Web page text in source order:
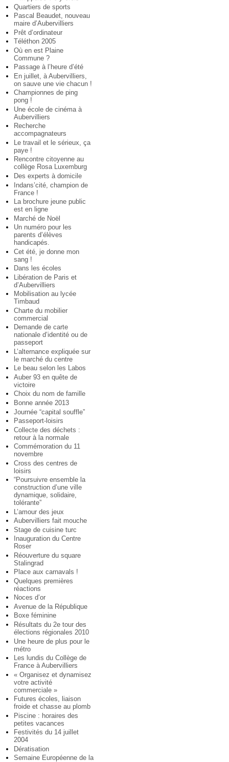
Quartiers de sports
Pascal Beaudet, nouveau
maire d’Aubervilliers
Prêt d’ordinateur
Téléthon 2005
Où en est Plaine
Commune ?
Passage à l’heure d’été
En juillet, à Aubervilliers,
on sauve une vie chacun !
Championnes de ping
pong !
Une école de cinéma à
Aubervilliers
Recherche
accompagnateurs
Le travail et le sérieux, ça
paye !
Rencontre citoyenne au
collège Rosa Luxemburg
Des experts à domicile
Indans’cité, champion de
France !
La brochure jeune public
est en ligne
Marché de Noël
Un numéro pour les
parents d’élèves
handicapés.
Cet été, je donne mon
sang !
Dans les écoles
Libération de Paris et
d’Aubervilliers
Mobilisation au lycée
Timbaud
Charte du mobilier
commercial
Demande de carte
nationale d’identité ou de
passeport
L’alternance expliquée sur
le marché du centre
Le beau selon les Labos
Auber 93 en quête de
victoire
Choix du nom de famille
Bonne année 2013
Journée “capital souffle”
Passeport-loisirs
Collecte des déchets :
retour à la normale
Commémoration du 11
novembre
Cross des centres de
loisirs
“Poursuivre ensemble la
construction d’une ville
dynamique, solidaire,
tolérante”
L’amour des jeux
Aubervilliers fait mouche
Stage de cuisine turc
Inauguration du Centre
Roser
Réouverture du square
Stalingrad
Place aux carnavals !
Quelques premières
réactions
Noces d’or
Avenue de la République
Boxe féminine
Résultats du 2e tour des
élections régionales 2010
Une heure de plus pour le
métro
Les lundis du Collège de
France à Aubervilliers
« Organisez et dynamisez
votre activité
commerciale »
Futures écoles, liaison
froide et chasse au plomb
Piscine : horaires des
petites vacances
Festivités du 14 juillet
2004
Dératisation
Semaine Européenne de la